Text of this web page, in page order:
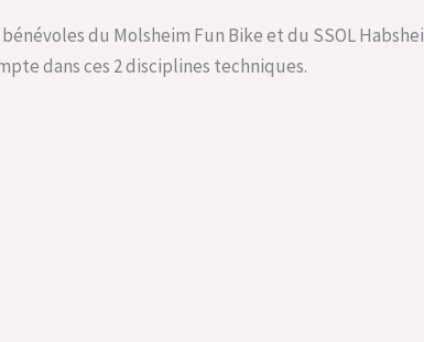
du Molsheim Fun Bike et du SSOL
dans ces 2 disciplines techniques.